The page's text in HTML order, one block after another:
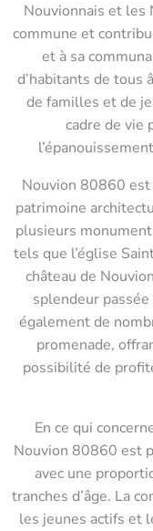
Nouvionnais et les
commune et
et à sa
d’habitants de tous
de familles et de
cadre de vie
Nouvion 80860
patrimoine
plusieurs
tels que l’église
château de
splendeur
également de
promenade,
possibilité de
En ce qui
Nouvion 80860 est
avec une
tranches d’âge. La
les jeunes actifs et